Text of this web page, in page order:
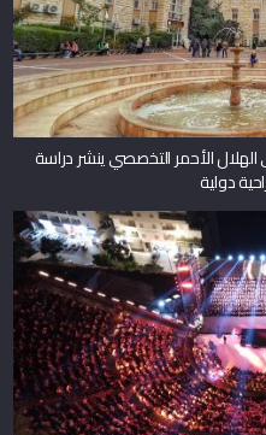
الأحمر التخصصي ينشر دراسة
دولية